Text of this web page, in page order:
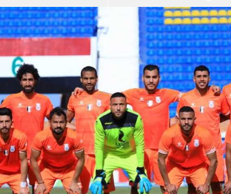
الدوري السعودي للمحترفين
دوري أبطال أوروبا
دوري أبطال إفريقيا
كل البطولات
دوري أبطال أوروبا
القسم الثاني
رياضات أخرى